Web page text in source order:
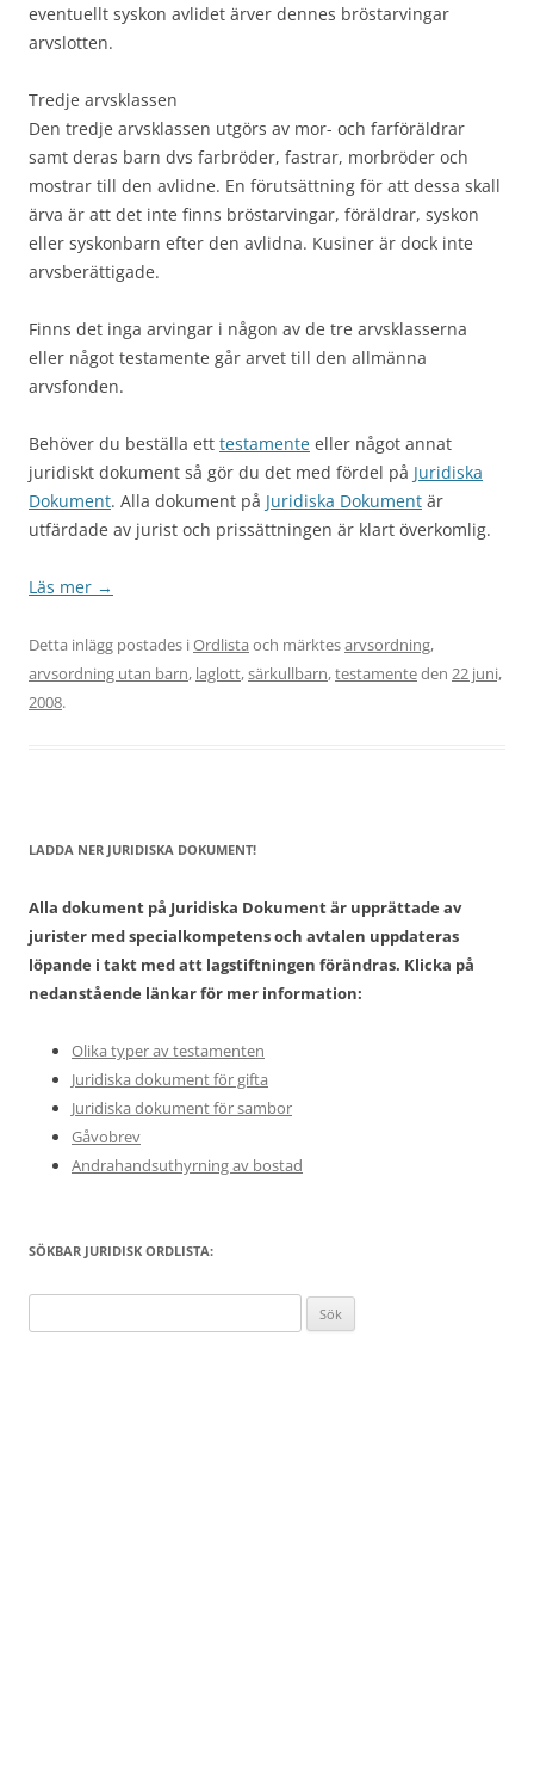
eventuellt syskon avlidet ärver dennes bröstarvingar
arvslotten.
Tredje arvsklassen
Den tredje arvsklassen utgörs av mor- och farföräldrar
samt deras barn dvs farbröder, fastrar, morbröder och
mostrar till den avlidne. En förutsättning för att dessa skall
ärva är att det inte finns bröstarvingar, föräldrar, syskon
eller syskonbarn efter den avlidna. Kusiner är dock inte
arvsberättigade.
Finns det inga arvingar i någon av de tre arvsklasserna
eller något testamente går arvet till den allmänna
arvsfonden.
Behöver du beställa ett testamente eller något annat
juridiskt dokument så gör du det med fördel på Juridiska
Dokument. Alla dokument på Juridiska Dokument är
utfärdade av jurist och prissättningen är klart överkomlig.
Läs mer →
Detta inlägg postades iOrdlista och märktesarvsordning,
arvsordning utan barn, laglott,särkullbarn,testamenteden 22 juni,
2008.
LADDA NER JURIDISKA DOKUMENT!
Alla dokument på Juridiska Dokument är upprättade av
jurister med specialkompetens och avtalen uppdateras
löpande i takt med att lagstiftningen förändras. Klicka på
nedanstående länkar för mer information:
Olika typer av testamenten
Juridiska dokument för gifta
Juridiska dokument för sambor
Gåvobrev
Andrahandsuthyrning av bostad
SÖKBAR JURIDISK ORDLISTA:
efter: